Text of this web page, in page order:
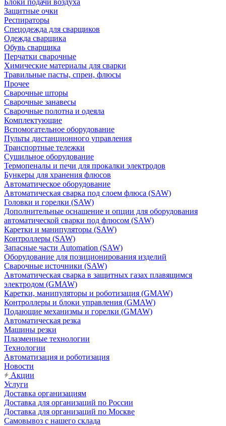
Блоки подачи воздуха
Защитные очки
Респираторы
Спецодежда для сварщиков
Одежда сварщика
Обувь сварщика
Перчатки сварочные
Химические материалы для сварки
Травильные пасты, спреи, флюсы
Прочее
Сварочные шторы
Сварочные занавесы
Сварочные полотна и одеяла
Комплектующие
Вспомогательное оборудование
Пульты дистанционного управления
Транспортные тележки
Сушильное оборудование
Термопеналы и печи для прокалки электродов
Бункеры для хранения флюсов
Автоматическое оборудование
Автоматическая сварка под слоем флюса (SAW)
Головки и горелки (SAW)
Дополнительные оснащение и опции для оборудования
автоматической сварки под флюсом (SAW)
Каретки и манипуляторы (SAW)
Контроллеры (SAW)
Запасные части Automation (SAW)
Оборудование для позиционирования изделий
Сварочные источники (SAW)
Автоматическая сварка в защитных газах плавящимся
электродом (GMAW)
Каретки, манипуляторы и роботизация (GMAW)
Контроллеры и блоки управления (GMAW)
Подающие механизмы и горелки (GMAW)
Автоматическая резка
Машины резки
Плазменные технологии
Технологии
Автоматизация и роботизация
Новости
Акции
Услуги
Доставка организациям
Доставка для организаций по России
Доставка для организаций по Москве
Самовывоз с нашего склада